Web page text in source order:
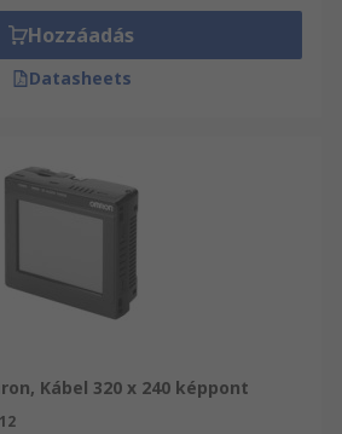
Hozzáadás
Datasheets
Kábel 320 x 240 képpont